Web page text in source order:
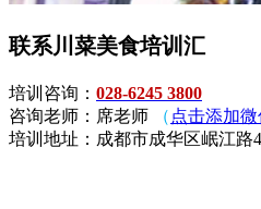
联系川菜美食培训汇
培训咨询： 028-6245 3800
咨询老师：席老师
（ 点击添加
培训地址：成都市成华区岷江路